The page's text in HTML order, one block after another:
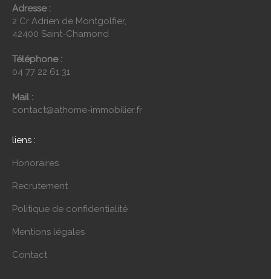
Adresse :
2 Cr Adrien de Montgolfier,
42400 Saint-Chamond
Téléphone :
04 77 22 61 31
Mail :
contact@athome-immobilier.fr
liens :
Honoraires
Recrutement
Politique de confidentialité
Mentions légales
Contact